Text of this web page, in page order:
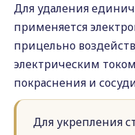
Для удаления
применяется
прицельно
электрическим
покраснения и
Для укрепления